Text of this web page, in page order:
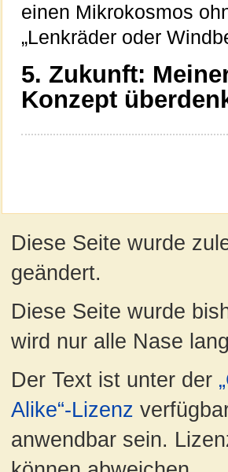
einen Mikrokosmos
„Lenkräder oder
5. Zukunft:
Konzept
Diese Seite wurde
geändert.
Diese Seite wurde
wird nur alle Nase
Der Text ist unter der
Alike“-Lizenz
anwendbar sein.